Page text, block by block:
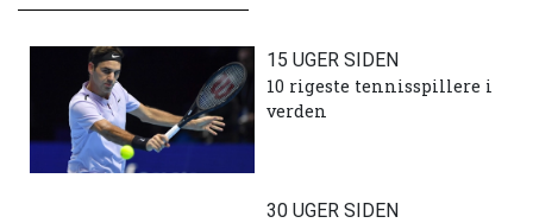
15 UGER SIDEN
10 rigeste tennisspillere i
verden
30 UGER SIDEN